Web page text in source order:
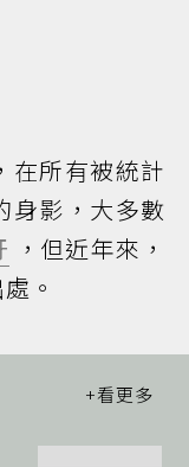
在所有被統計
身影，大多數
，但近年來，
。